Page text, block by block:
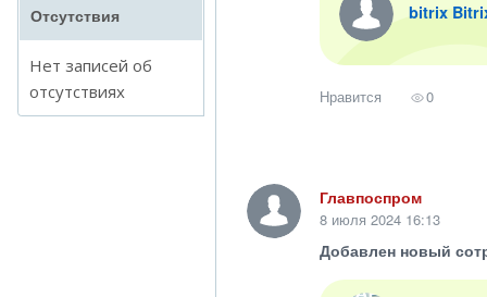
Отсутствия
Нет записей об
отсутствиях
bitrix
Нравится 0
Главпоспром
8 июля 2024 16:13
Добавлен новый